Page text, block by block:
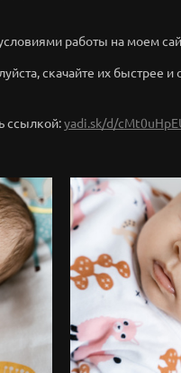
работы на моем
скачайте их быстрее и
ссылкой:yadi.sk/d/